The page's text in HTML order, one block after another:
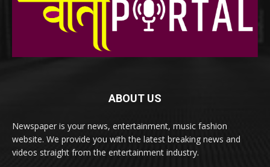
ABOUT US
Newspaper is your news, entertainment, music fashion
website. We provide you with the latest breaking news and
videos straight from the entertainment industry.